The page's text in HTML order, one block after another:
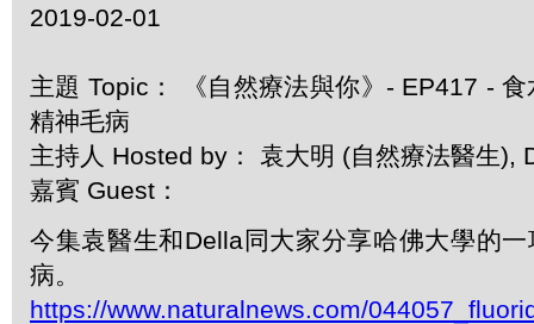
2019-02-01
主題 Topic： 《自然療法與你》- EP417 -
精神毛病
主持人 Hosted by： 袁大明 (自然療法醫生),
嘉賓 Guest：
今集袁醫生和Della同大家分享哈佛大學的
病。
https://www.naturalnews.com/